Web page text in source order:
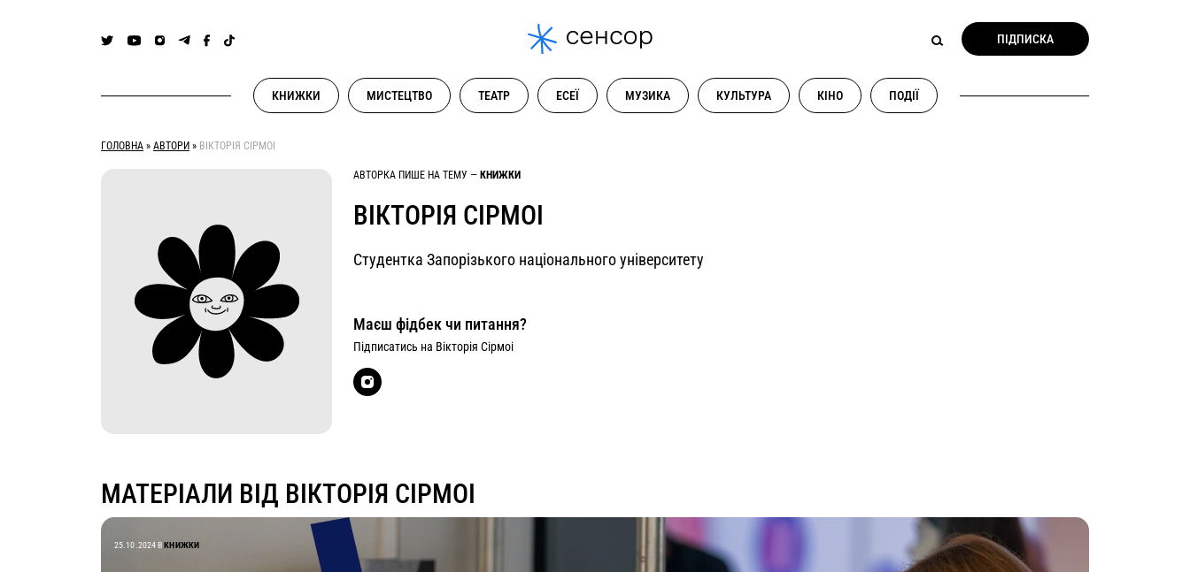
ПІДПИСКА
КНИЖКИ МИСТЕЦТВО ТЕАТР ЕСЕЇ МУЗИКА КУЛЬТУРА КІНО ПОДІЇ
ГОЛОВНА » АВТОРИ » ВІКТОРІЯ СІРМОІ
АВТОРКА ПИШЕ НА ТЕМУ — КНИЖКИ
ВІКТОРІЯ СІРМОІ
Студентка Запорізького національного університету
Маєш фідбек чи питання?
Підписатись на Вікторія Сірмоі
МАТЕРІАЛИ ВІД ВІКТОРІЯ СІРМОІ
25.10.2024ВКНИЖКИ